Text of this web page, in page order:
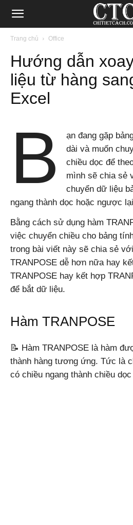
Blog
chia
thuật
Internet,
Windows,
Trang chủ Office
Hướng dẫn
liệu từ hàng
Excel
B
ạn đang gặp
dài và muốn
chiều dọc để
mình sẽ chia sẻ
chuyển dữ liệu
ngang thành dọc hoặc ngược
Bằng cách sử dụng hàm
việc chuyển chiều cho bảng
trong bài viết này sẽ chia sẻ
TRANPOSE dễ hơn nữa hay
TRANPOSE hay kết hợp
để bắt dữ liệu.
Hàm TRANPOSE
📝 Hàm TRANPOSE là hàm
thành hàng tương ứng. Tức là
có chiều ngang thành chiều